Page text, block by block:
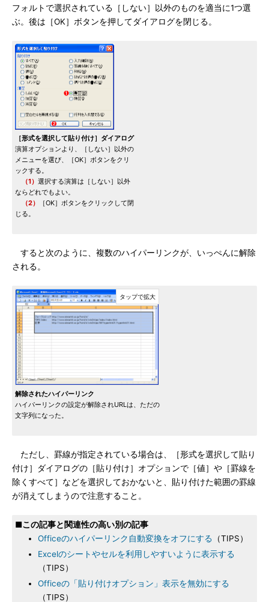
フォルトで選択されている［しない］以外のものを適当に1つ選
ぶ。後は［OK］ボタンを押してダイアログを閉じる。
［形式を選択して貼り付け］ダイアログ
演算オプションより、［しない］以外の
メニューを選び、［OK］ボタンをクリ
ックする。
（1） 選択する演算は［しない］以外
ならどれでもよい。
（2）
［OK］ボタンをクリックして閉
じる。
すると次のように、複数のハイパーリンクが、いっぺんに解除
される。
解除されたハイパーリンク
ハイパーリンクの設定が解除されURLは、ただの
文字列になった。
ただし、罫線が指定されている場合は、［形式を選択して貼り
付け］ダイアログの［貼り付け］オプションで［値］や［罫線を
除くすべて］などを選択しておかないと、貼り付けた範囲の罫線
が消えてしまうので注意すること。
■この記事と関連性の高い別の記事
Officeのハイパーリンク自動変換をオフにする （TIPS）
Excelのシートやセルを利用しやすいように表示する
（TIPS）
Officeの「貼り付けオプション」表示を無効にする
（TIPS）